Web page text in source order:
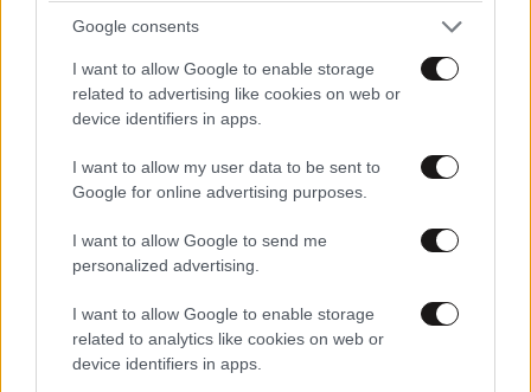
Google consents
I want to allow Google to enable storage
related to advertising like cookies on web or
device identifiers in apps.
I want to allow my user data to be sent to
Google for online advertising purposes.
I want to allow Google to send me
personalized advertising.
I want to allow Google to enable storage
related to analytics like cookies on web or
device identifiers in apps.
Xαρακτήρες: 0/1000
Διαβάστε και ακολουθήστε τους κανόνες σχολιασμού